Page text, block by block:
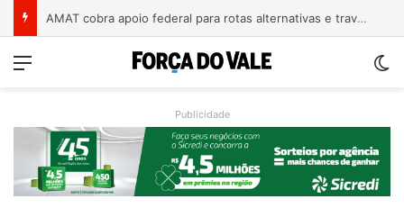
A arte de projetar o dom de cuidar
Menu
Publicidade